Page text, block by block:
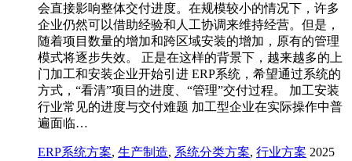
会直接影响整体交付进度。在规模较小的情况下，许多
企业仍然可以借助经验和人工协调来维持经营。但是，
随着项目数量的增加和跨区域安装的增加，原有的管理
模式将逐步失效。 正是在这样的背景下，越来越多的上
门加工和安装企业开始引进 ERP系统，希望通过系统的
方式，“看清”项目的进度、“管理”交付过程。 加工安装
行业常见的进度与交付难题 加工型企业在实际操作中普
遍面临…
ERP系统方案, 生产制造, 系统分类方案, 行业方案 2025